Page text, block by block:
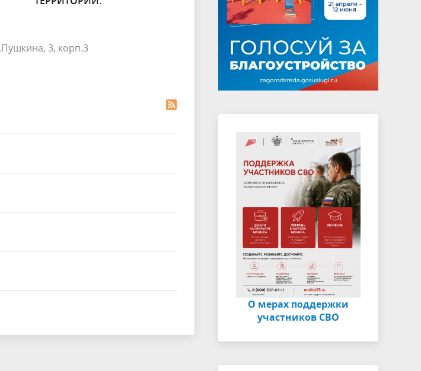
3, корп.3
О мерах поддержки
участников СВО